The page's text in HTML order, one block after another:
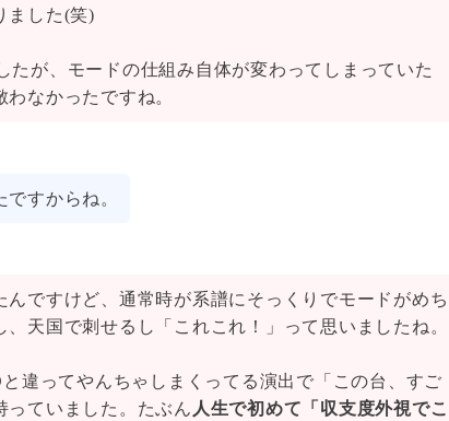
ました(笑)
たが、モードの仕組み自体が変わってしまっていた
なかったですね。
すからね。
んですけど、通常時が系譜にそっくりでモードがめち
、天国で刺せるし「これこれ！」って思いましたね。
違ってやんちゃしまくってる演出で「この台、すご
っていました。たぶん 人生で初めて「収支度外視でこ